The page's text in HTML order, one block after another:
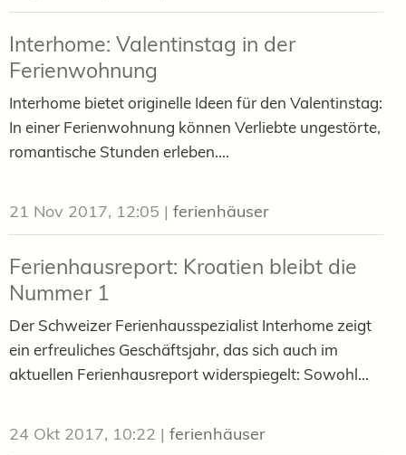
Interhome: Valentinstag in der
Ferienwohnung
Interhome bietet originelle Ideen für den Valentinstag:
In einer Ferienwohnung können Verliebte ungestörte,
romantische Stunden erleben....
21 Nov 2017, 12:05 | ferienhäuser
Ferienhausreport: Kroatien bleibt die
Nummer 1
Der Schweizer Ferienhausspezialist Interhome zeigt
ein erfreuliches Geschäftsjahr, das sich auch im
aktuellen Ferienhausreport widerspiegelt: Sowohl...
24 Okt 2017, 10:22 | ferienhäuser